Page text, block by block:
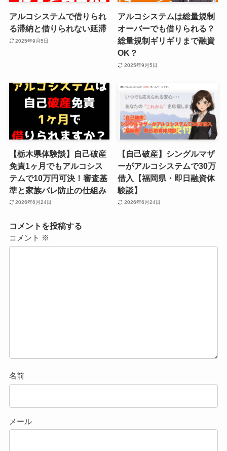
アルコシステムで借りられ
る滞納と借りられない延滞
2025年9月5日
アルコシステムは総量規制
オーバーでも借りられる？
総量規制ギリギリまで融資
OK？
2025年9月5日
【栃木県体験談】自己破産
免責1ヶ月でもアルコシス
テムで10万円可決！審査基
準と家族バレ防止の仕組み
2026年6月24日
【自己破産】シングルマザ
ーがアルコシステムで30万
借入【福岡県・即日融資体
験談】
2026年6月24日
コメントを投稿する
コメント ※
名前
メール